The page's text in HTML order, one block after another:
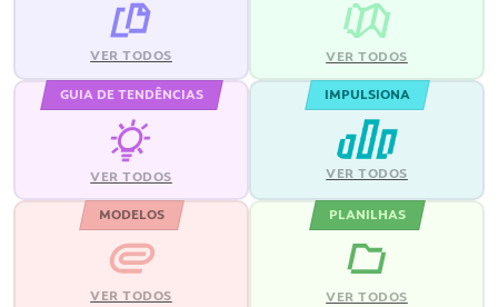
VER TODOS VER TODOS
GUIA DE TENDÊNCIAS
VER TODOS
IMPULSIONA
VER TODOS
MODELOS
VER TODOS
PLANILHAS
VER TODOS